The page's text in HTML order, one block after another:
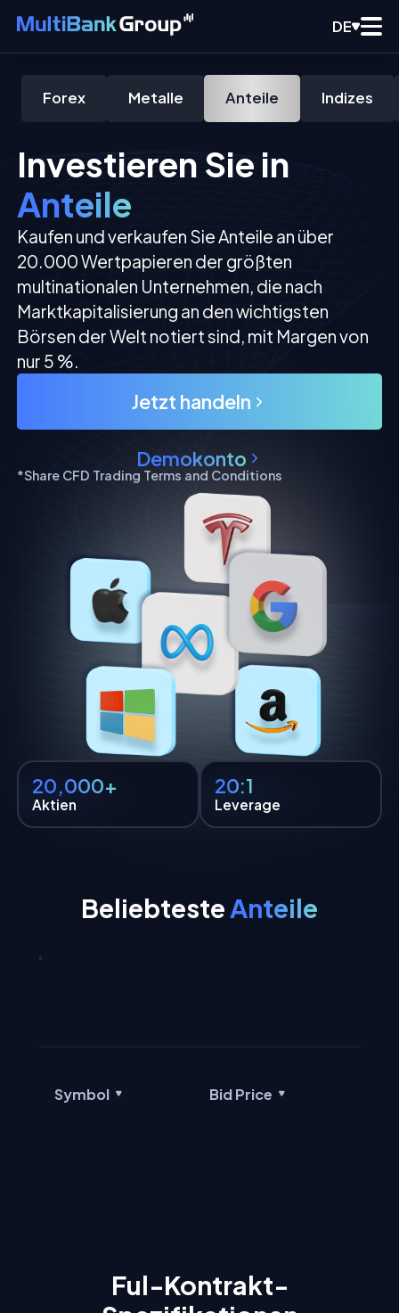
DE
Forex Metalle Anteile Indizes
Investieren Sie in
Anteile
Kaufen und verkaufen Sie Anteile an über
20.000 Wertpapieren der größten
multinationalen Unternehmen, die nach
Marktkapitalisierung an den wichtigsten
Börsen der Welt notiert sind, mit Margen von
nur 5 %.
Jetzt handeln
Demokonto
*Share CFD Trading Terms and Conditions
20,000+
Aktien
20:1
Leverage
BeliebtesteAnteile
Symbol Bid Price
Ful-Kontrakt-